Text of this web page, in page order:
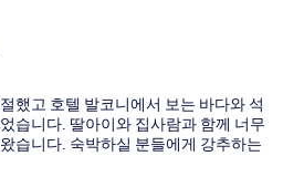
했고 호텔 발코니에서 보는 바다와 석
습니다. 딸아이와 집사람과 함께 너무
습니다. 숙박하실 분들에게 강추하는